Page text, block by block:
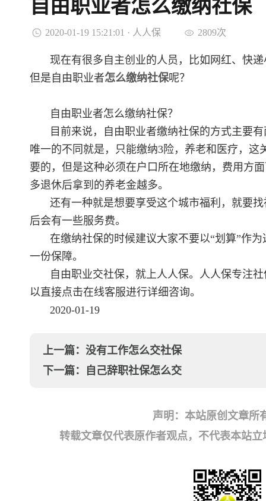
自由职业者怎么缴纳社保
2020-01-19 15:21:01 · 人人保 2809次
现在有很多自主创业的人员，比如网红、快
但是自由职业者怎么缴纳社保呢？
自由职业者怎么缴纳社保？
目前来说，自由职业者缴纳社保的方式主要
唯一的不同就是，只能缴纳3险，养老和医疗，
要的，但是这种必须在户口所在地缴纳，费用方
多退休后拿到的养老金越多。
还有一种就是想要享受这个城市福利，就要
后会有一些服务费。
在缴纳社保的时候建议大家不要以“划算”作
一份保障。
自由职业交社保，就上人人保。人人保专注
以直接点击在线客服进行详细咨询。
2020-01-19
上一篇： 没有工作怎么交社保
下一篇：
自己辞职社保怎么交
声明：本站原创文章所
转载文章仅代表原作者观点，不代表本站